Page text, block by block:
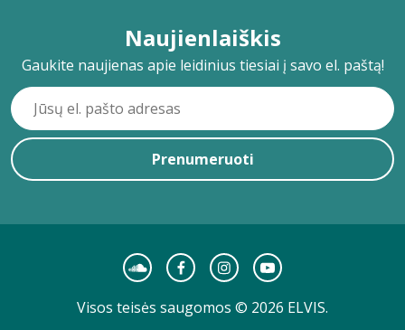
Naujienlaiškis
Gaukite naujienas apie leidinius tiesiai į savo el. paštą!
Prenumeruoti
Visos teisės saugomos © 2026 ELVIS.